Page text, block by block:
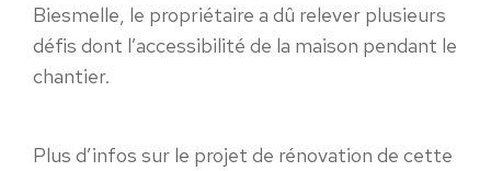
Biesmelle, le propriétaire a dû relever plusieurs
défis dont l’accessibilité de la maison pendant le
chantier.
Plus d’infos sur le projet de rénovation de cette